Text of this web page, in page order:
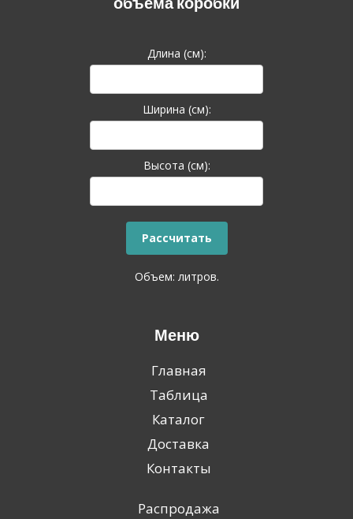
Длина (см):
Ширина (см):
Высота (см):
Объем: литров.
Меню
Главная
Таблица
Каталог
Доставка
Контакты
Распродажа